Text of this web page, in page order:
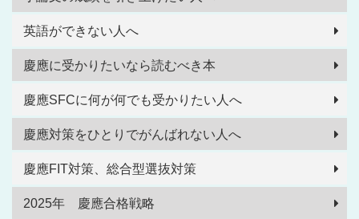
英語ができない人へ
慶應に受かりたいなら読むべき本
慶應SFCに何が何でも受かりたい人へ
慶應対策をひとりでがんばれない人へ
慶應FIT対策、総合型選抜対策
2025年 慶應合格戦略